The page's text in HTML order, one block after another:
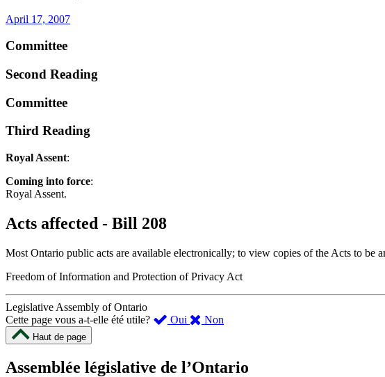
April 17, 2007
Committee
Second Reading
Committee
Third Reading
Royal Assent:
Coming into force:
Royal Assent.
Acts affected - Bill 208
Most Ontario public acts are available electronically; to view copies of the Acts to be
Freedom of Information and Protection of Privacy Act
Legislative Assembly of Ontario
Cette page vous a-t-elle été utile?
Oui ,
été
Non
m’a
Haut de page
Assemblée législative de l’Ontario